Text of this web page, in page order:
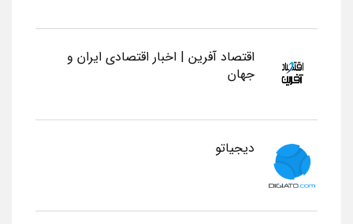
اقتصاد آفرین | اخبار اقتصادی ایران و
جهان
دیجیاتو